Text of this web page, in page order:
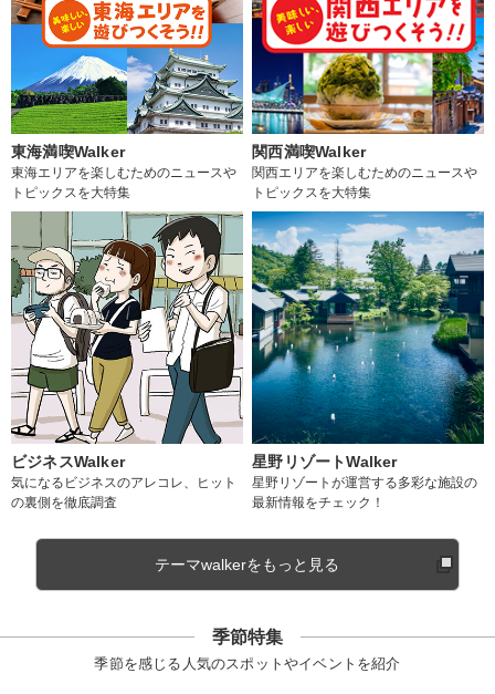
東海満喫Walker
東海エリアを楽しむためのニュースや
トピックスを大特集
関西満喫Walker
関西エリアを楽しむためのニュースや
トピックスを大特集
ビジネスWalker
気になるビジネスのアレコレ、ヒット
の裏側を徹底調査
星野リゾートWalker
星野リゾートが運営する多彩な施設の
最新情報をチェック！
テーマwalkerをもっと見る
季節特集
季節を感じる人気のスポットやイベントを紹介